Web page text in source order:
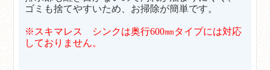
ゴミも捨てやすいため、お掃除が簡単です。
※スキマレス シンクは奥行600㎜タイプには対応
しておりません。